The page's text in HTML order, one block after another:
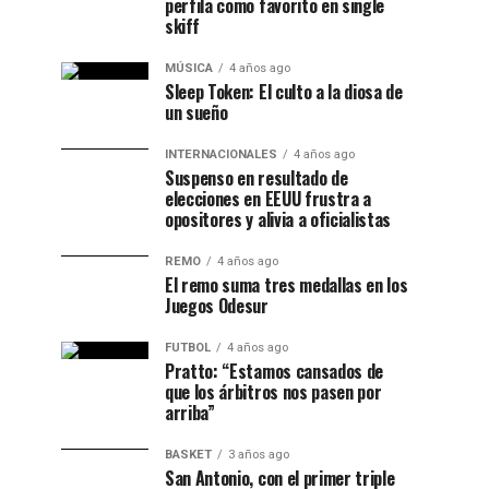
perfila como favorito en single
skiff
MÚSICA 4 años ago
Sleep Token: El culto a la diosa de
un sueño
INTERNACIONALES 4 años ago
Suspenso en resultado de
elecciones en EEUU frustra a
opositores y alivia a oficialistas
REMO 4 años ago
El remo suma tres medallas en los
Juegos Odesur
FUTBOL 4 años ago
Pratto: “Estamos cansados de
que los árbitros nos pasen por
arriba”
BASKET 3 años ago
San Antonio, con el primer triple